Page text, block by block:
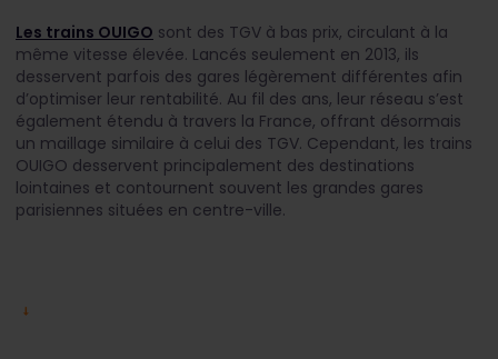
Les trains OUIGO sont des TGV à bas prix, circulant à la
même vitesse élevée. Lancés seulement en 2013, ils
desservent parfois des gares légèrement différentes afin
d’optimiser leur rentabilité. Au fil des ans, leur réseau s’est
également étendu à travers la France, offrant désormais
un maillage similaire à celui des TGV. Cependant, les trains
OUIGO desservent principalement des destinations
lointaines et contournent souvent les grandes gares
parisiennes situées en centre-ville.